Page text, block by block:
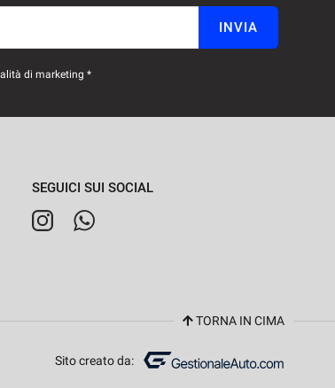
INVIA
di marketing *
SEGUICI SUI SOCIAL
TORNA IN CIMA
Sito creato da: